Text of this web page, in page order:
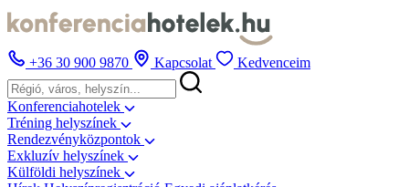
+36 30 900 9870 Kapcsolat Kedvenceim
Konferenciahotelek
Tréning helyszínek
Rendezvényközpontok
Exkluzív helyszínek
Külföldi helyszínek